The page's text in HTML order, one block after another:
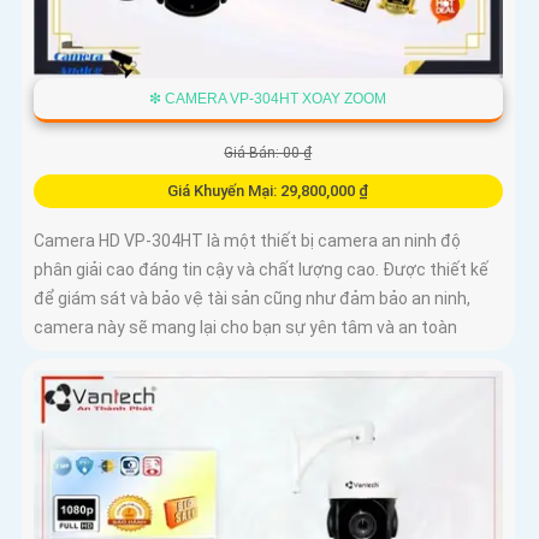
❇ CAMERA VP-304HT XOAY ZOOM
Giá Bán: 00 ₫
Giá Khuyến Mại: 29,800,000 ₫
Camera HD VP-304HT là một thiết bị camera an ninh độ
phân giải cao đáng tin cậy và chất lượng cao. Được thiết kế
để giám sát và bảo vệ tài sản cũng như đảm bảo an ninh,
camera này sẽ mang lại cho bạn sự yên tâm và an toàn